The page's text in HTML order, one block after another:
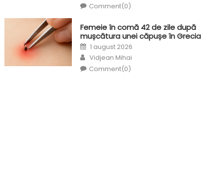
Comment(0)
Femeie în comă 42 de zile după
mușcătura unei căpușe în Grecia
Posted
on
1 august 2026
Author
Vidjean Mihai
Comment(0)